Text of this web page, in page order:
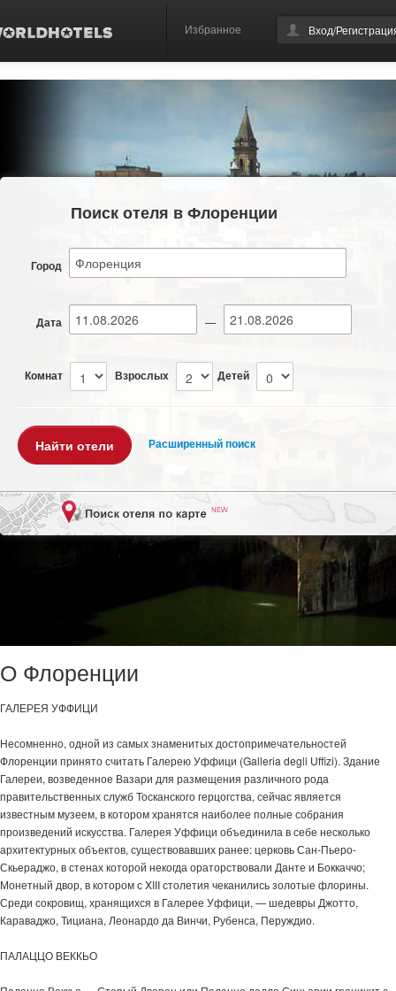
Избранное Вход/
Поиск отеля в Флоренции
Город
Дата —
Комнат Взрослых Детей
Расширенный поиск
О Флоренции
ГАЛЕРЕЯ УФФИЦИ
Несомненно, одной из самых знаменитых достопримечательностей
Флоренции принято считать Галерею Уффици (Galleria degli Uffizi). Здание
Галереи, возведенное Вазари для размещения различного рода
правительственных служб Тосканского герцогства, сейчас является
известным музеем, в котором хранятся наиболее полные собрания
произведений искусства. Галерея Уффици объединила в себе несколько
архитектурных объектов, существовавших ранее: церковь Сан-Пьеро-
Скьераджо, в стенах которой некогда ораторствовали Данте и Боккаччо;
Монетный двор, в котором с XIII столетия чеканились золотые флорины.
Среди сокровищ, хранящихся в Галерее Уффици, — шедевры Джотто,
Караваджо, Тициана, Леонардо да Винчи, Рубенса, Перуждио.
ПАЛАЦЦО ВЕККЬО